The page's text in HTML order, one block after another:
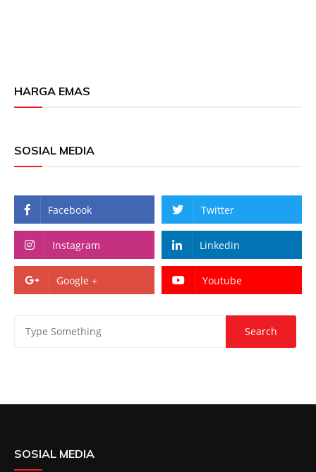
HARGA EMAS
SOSIAL MEDIA
Facebook Twitter
Instagram Linkedin
Google + Youtube
SOSIAL MEDIA